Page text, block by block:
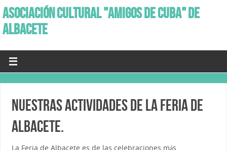
ASOCIACIÓN CULTURAL "AMIGOS DE CUBA" DE
ALBACETE
NUESTRAS ACTIVIDADES DE LA FERIA DE
ALBACETE.
La Feria de Albacete es de las celebraciones más